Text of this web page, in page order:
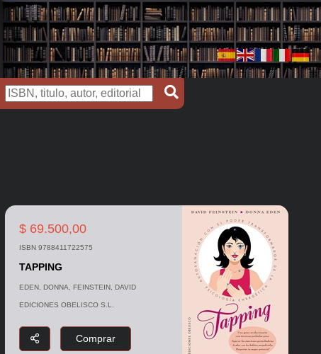
$ 69.500,00
ISBN 9788411722575
TAPPING
EDEN, DONNA, FEINSTEIN, DAVID
EDICIONES OBELISCO S.L.
Comprar